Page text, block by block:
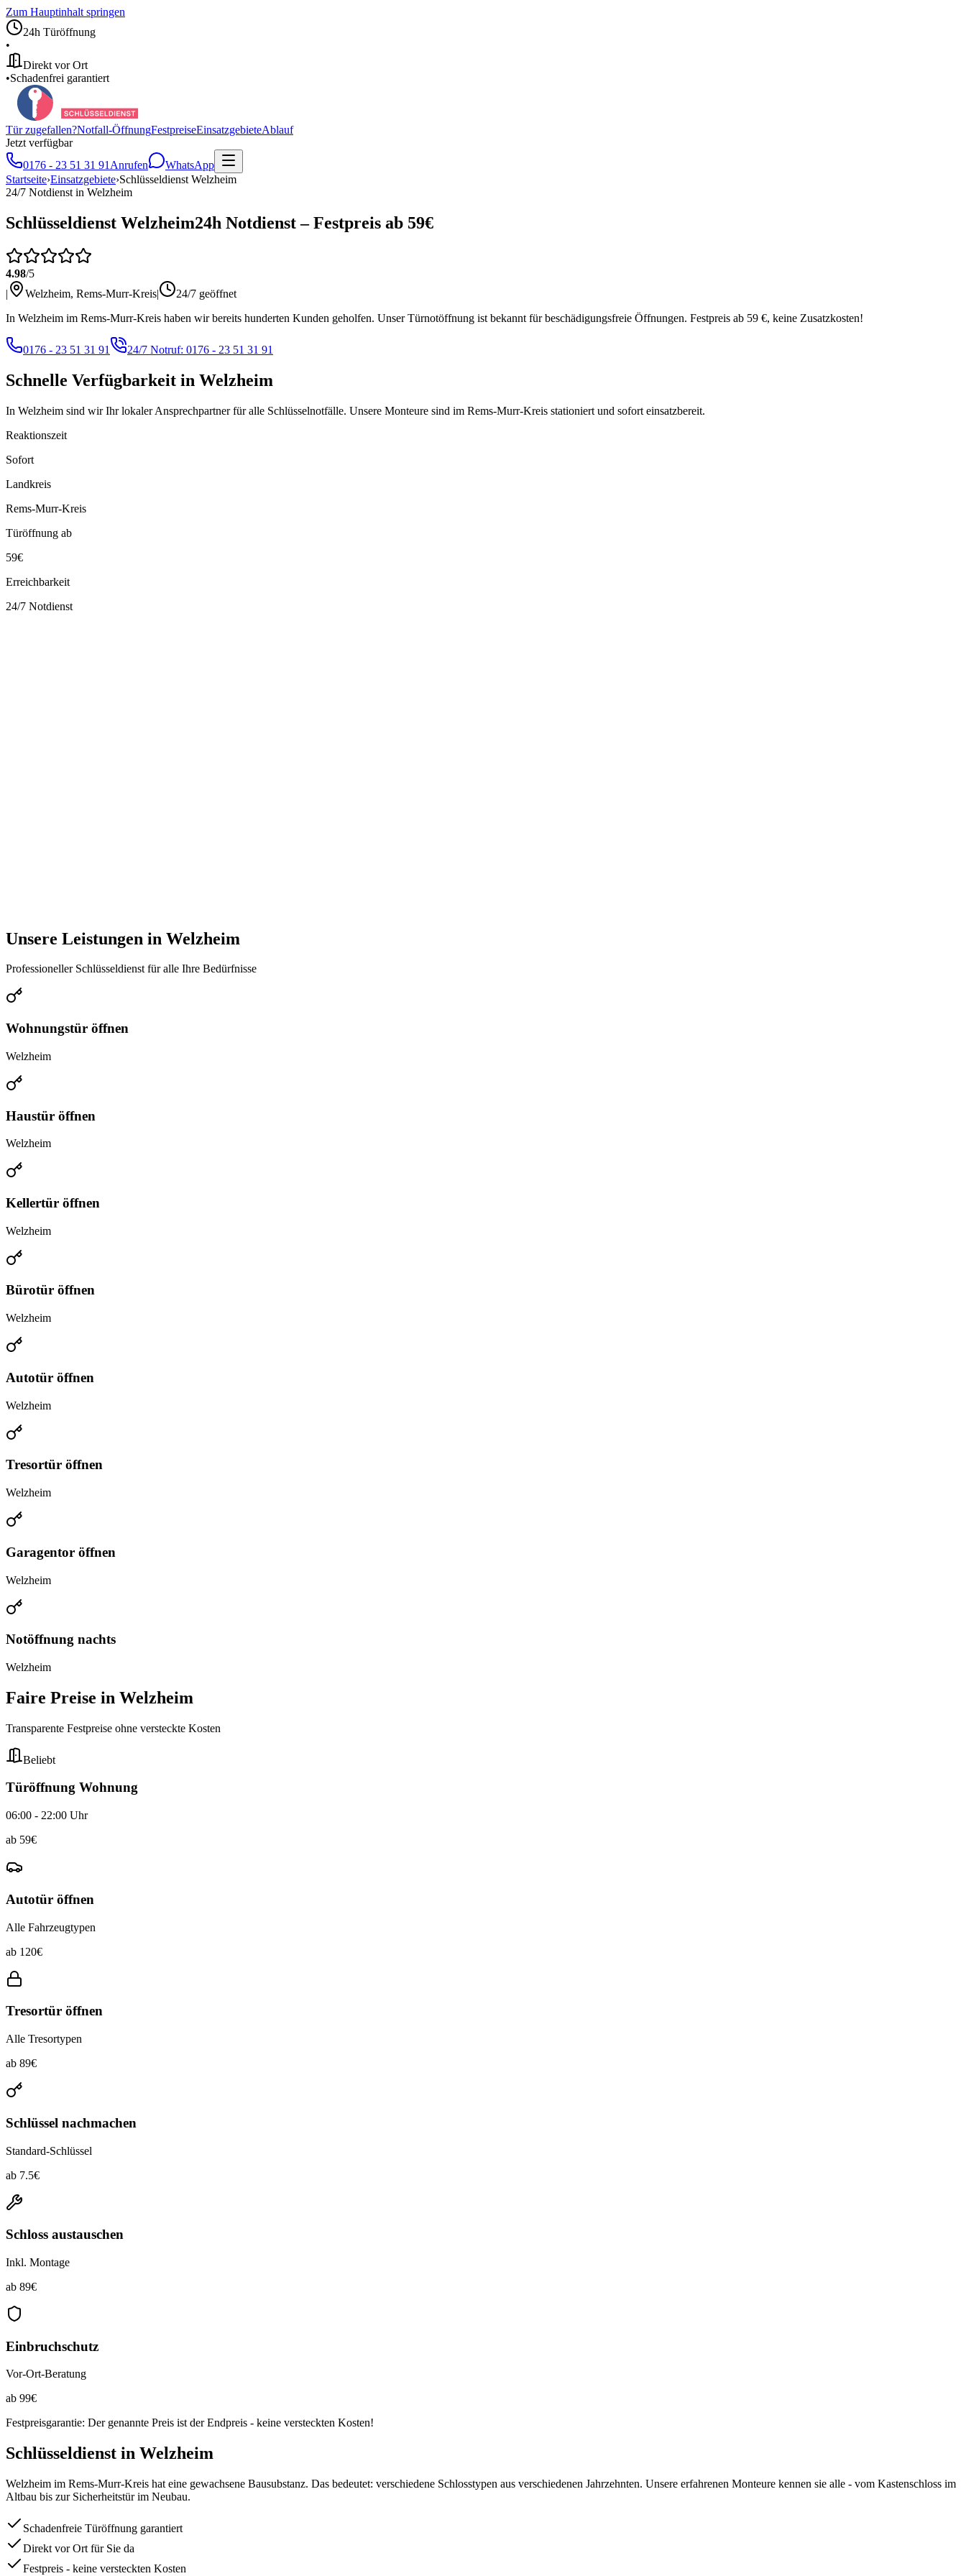
Zum Hauptinhalt springen
24h Türöffnung
•
Direkt vor Ort
•Schadenfrei garantiert
Tür zugefallen?Notfall-ÖffnungFestpreiseEinsatzgebieteAblauf
Jetzt verfügbar
0176 - 23 51 31 91 Anrufen
WhatsApp
Startseite›Einsatzgebiete›Schlüsseldienst Welzheim
24/7 Notdienst in Welzheim
Schlüsseldienst Welzheim24h Notdienst – Festpreis ab 59€
4.98/5
|
Welzheim, Rems-Murr-Kreis|
24/7 geöffnet
In Welzheim im Rems-Murr-Kreis haben wir bereits hunderten Kunden geholfen. Unser Türnotöffnung ist bekannt für beschädigungsfreie Öffnungen. Festpreis ab 59 €, keine Zusatzkosten!
0176 - 23 51 31 91 24/7 Notruf: 0176 - 23 51 31 91
Schnelle Verfügbarkeit in Welzheim
In Welzheim sind wir Ihr lokaler Ansprechpartner für alle Schlüsselnotfälle. Unsere Monteure sind im Rems-Murr-Kreis stationiert und sofort einsatzbereit.
Reaktionszeit
Sofort
Landkreis
Rems-Murr-Kreis
Türöffnung ab
59€
Erreichbarkeit
24/7 Notdienst
Unsere Leistungen in Welzheim
Professioneller Schlüsseldienst für alle Ihre Bedürfnisse
Wohnungstür öffnen
Welzheim
Haustür öffnen
Welzheim
Kellertür öffnen
Welzheim
Bürotür öffnen
Welzheim
Autotür öffnen
Welzheim
Tresortür öffnen
Welzheim
Garagentor öffnen
Welzheim
Notöffnung nachts
Welzheim
Faire Preise in Welzheim
Transparente Festpreise ohne versteckte Kosten
Beliebt
Türöffnung Wohnung
06:00 - 22:00 Uhr
ab 59€
Autotür öffnen
Alle Fahrzeugtypen
ab 120€
Tresortür öffnen
Alle Tresortypen
ab 89€
Schlüssel nachmachen
Standard-Schlüssel
ab 7.5€
Schloss austauschen
Inkl. Montage
ab 89€
Einbruchschutz
Vor-Ort-Beratung
ab 99€
Festpreisgarantie: Der genannte Preis ist der Endpreis - keine versteckten Kosten!
Schlüsseldienst in Welzheim
Welzheim im Rems-Murr-Kreis hat eine gewachsene Bausubstanz. Das bedeutet: verschiedene Schlosstypen aus verschiedenen Jahrzehnten. Unsere erfahrenen Monteure kennen sie alle - vom Kastenschloss im
Altbau bis zur Sicherheitstür im Neubau.
Schadenfreie Türöffnung garantiert
Direkt vor Ort für Sie da
Festpreis - keine versteckten Kosten